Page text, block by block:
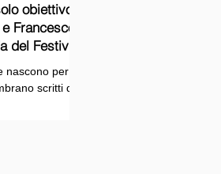
obiettivo:
Francesco
del Festival
sul Lago
nascono per
scritti dal